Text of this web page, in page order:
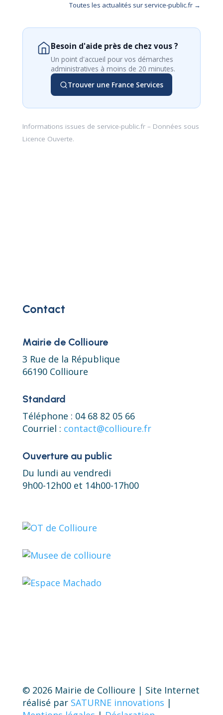
Toutes les actualités sur service-public.fr →
Besoin d'aide près de chez vous ?
Un point d'accueil pour vos démarches
administratives à moins de 20 minutes.
Trouver une France Services
Informations issues de service-public.fr– Données sous
Licence Ouverte.
Contact
Mairie de Collioure
3 Rue de la République
66190 Collioure
Standard
Téléphone : 04 68 82 05 66
Courriel : contact@collioure.fr
Ouverture au public
Du lundi au vendredi
9h00-12h00 et 14h00-17h00
© 2026 Mairie de Collioure | Site Internet
réalisé par SATURNE innovations |